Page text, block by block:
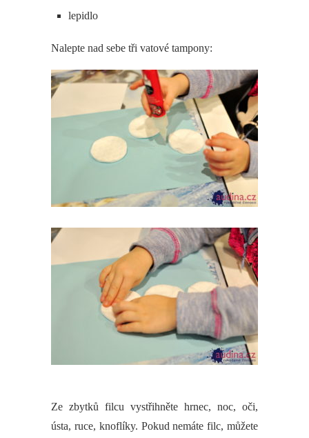
lepidlo
Nalepte nad sebe tři vatové tampony:
Ze zbytků filcu vystřihněte hrnec, noc, oči,
ústa, ruce, knoflíky. Pokud nemáte filc, můžete